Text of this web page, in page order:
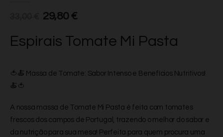
O
original
era:
29,80 €O
atual
é:
Espirais Tomate Mi Pasta
🍅🍝 Massa de Tomate: Sabor Intenso e Benefícios Nutritivos!
🍝🍅
A nossa massa de Tomate Mi Pasta é feita com tomates
frescos dos campos de Portugal, trazendo o melhor do sabor e
da nutrição para sua mesa! Perfeita para quem procura uma